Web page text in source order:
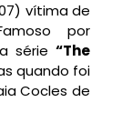
vítima de
por
série “The
quando foi
Cocles de